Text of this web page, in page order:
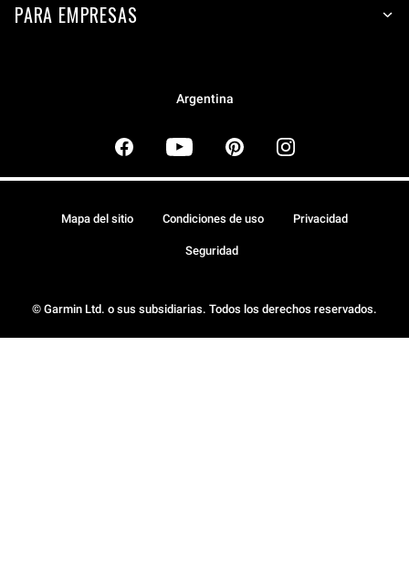
PARA EMPRESAS
Argentina
© Garmin Ltd. o sus subsidiarias. Todos los derechos reservados.
Mapa del sitio Condiciones de uso Privacidad
Seguridad